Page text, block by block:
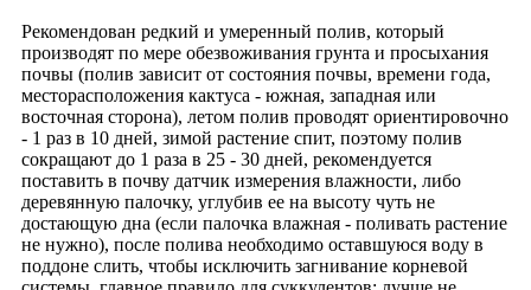
Рекомендован редкий и умеренный полив, который
производят по мере обезвоживания грунта и просыхания
почвы (полив зависит от состояния почвы, времени года,
месторасположения кактуса - южная, западная или
восточная сторона), летом полив проводят ориентировочно
- 1 раз в 10 дней, зимой растение спит, поэтому полив
сокращают до 1 раза в 25 - 30 дней, рекомендуется
поставить в почву датчик измерения влажности, либо
деревянную палочку, углубив ее на высоту чуть не
достающую дна (если палочка влажная - поливать растение
не нужно), после полива необходимо оставшуюся воду в
поддоне слить, чтобы исключить загнивание корневой